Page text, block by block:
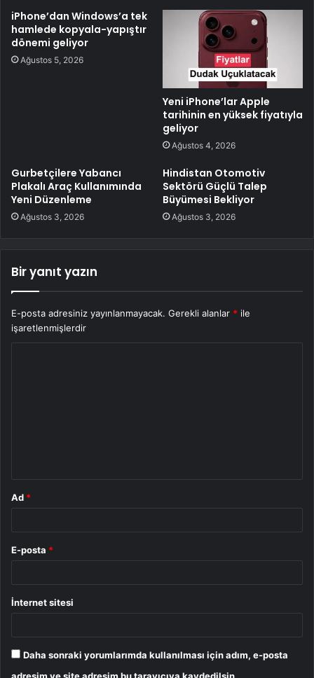
iPhone’dan Windows’a tek
hamlede kopyala-yapıştır
dönemi geliyor
Ağustos 5, 2026
Yeni iPhone’lar Apple
tarihinin en yüksek fiyatıyla
geliyor
Ağustos 4, 2026
Gurbetçilere Yabancı
Plakalı Araç Kullanımında
Yeni Düzenleme
Ağustos 3, 2026
Hindistan Otomotiv
Sektörü Güçlü Talep
Büyümesi Bekliyor
Ağustos 3, 2026
Bir yanıt yazın
E-posta adresiniz yayınlanmayacak. Gerekli alanlar * ile
işaretlenmişlerdir
Ad *
E-posta *
İnternet sitesi
Daha sonraki yorumlarımda kullanılması için adım, e-posta